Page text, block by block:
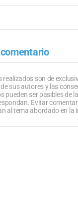
realizados son de
sus autores y las
pueden ser pasibles de
Evitar
al tema abordado en la